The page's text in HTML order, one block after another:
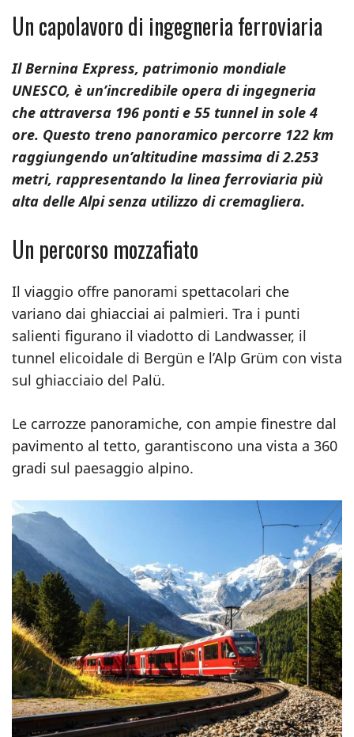
Un capolavoro di ingegneria ferroviaria
Il Bernina Express, patrimonio mondiale
UNESCO, è un’incredibile opera di ingegneria
che attraversa 196 ponti e 55 tunnel in sole 4
ore. Questo treno panoramico percorre 122 km
raggiungendo un’altitudine massima di 2.253
metri, rappresentando la linea ferroviaria più
alta delle Alpi senza utilizzo di cremagliera.
Un percorso mozzafiato
Il viaggio offre panorami spettacolari che
variano dai ghiacciai ai palmieri. Tra i punti
salienti figurano il viadotto di Landwasser, il
tunnel elicoidale di Bergün e l’Alp Grüm con vista
sul ghiacciaio del Palü.
Le carrozze panoramiche, con ampie finestre dal
pavimento al tetto, garantiscono una vista a 360
gradi sul paesaggio alpino.